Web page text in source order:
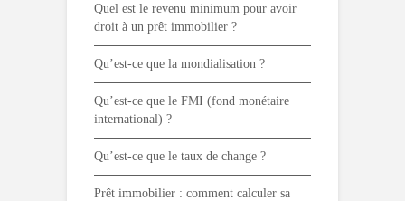
Quel est le revenu minimum pour avoir
droit à un prêt immobilier ?
Qu’est-ce que la mondialisation ?
Qu’est-ce que le FMI (fond monétaire
international) ?
Qu’est-ce que le taux de change ?
Prêt immobilier : comment calculer sa